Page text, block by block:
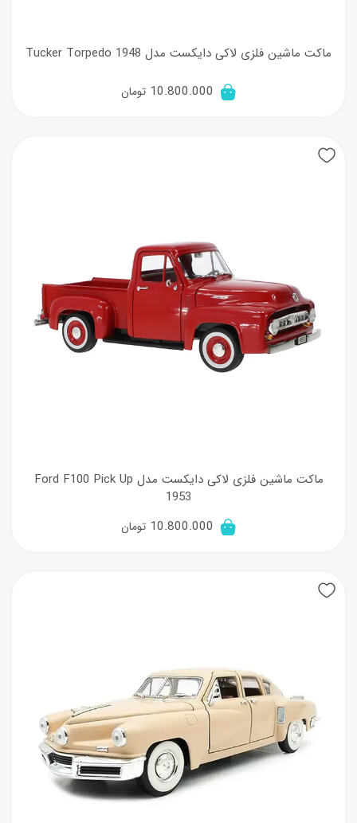
ماکت ماشین فلزی لاکی دایکست مدل 1948 Tucker Torpedo
10.800.000 تومان
ماکت ماشین فلزی لاکی دایکست مدل Ford F100 Pick Up
1953
10.800.000 تومان